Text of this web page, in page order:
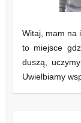
Witaj, mam na
to miejsce
duszą,
Uwielbiamy